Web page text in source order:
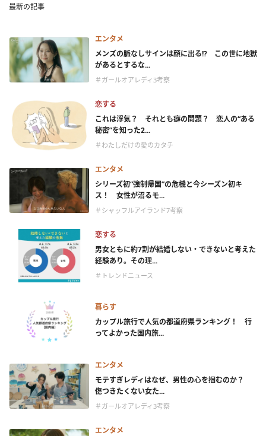
最新の記事
エンタメ
メンズの脈なしサインは顔に出る!? この世に地獄
があるとするな...
＃ガールオアレディ3考察
恋する
これは浮気？ それとも癖の問題？ 恋人の“ある
秘密”を知った2...
＃わたしだけの愛のカタチ
エンタメ
シリーズ初“強制帰国”の危機と今シーズン初キ
ス！ 女性が沼るモ...
＃シャッフルアイランド7考察
恋する
男女ともに約7割が結婚しない・できないと考えた
経験あり。その理...
＃トレンドニュース
暮らす
カップル旅行で人気の都道府県ランキング！ 行
ってよかった国内旅...
エンタメ
モテすぎレディはなぜ、男性の心を掴むのか？
傷つきたくない女た...
＃ガールオアレディ3考察
エンタメ